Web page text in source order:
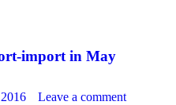
import in May
Leave a comment